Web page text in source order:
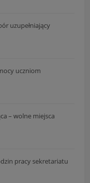
uzupełniający
uczniom
– wolne miejsca
pracy sekretariatu